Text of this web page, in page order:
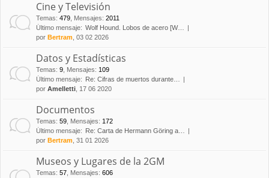
Cine y Televisión
Temas: 479 Mensajes: 2011
Último mensaje: Wolf Hound. Lobos de acero [W…
por Bertram , 03 02 2026
Datos y Estadísticas
Temas: 9 Mensajes: 109
Último mensaje:
Re: Cifras de muertos durante…
por Amelletti , 17 06 2020
Documentos
Temas: 59 Mensajes: 172
Último mensaje:
Re: Carta de Hermann Göring a…
por Bertram , 31 01 2026
Museos y Lugares de la 2GM
Temas: 57 Mensajes: 606